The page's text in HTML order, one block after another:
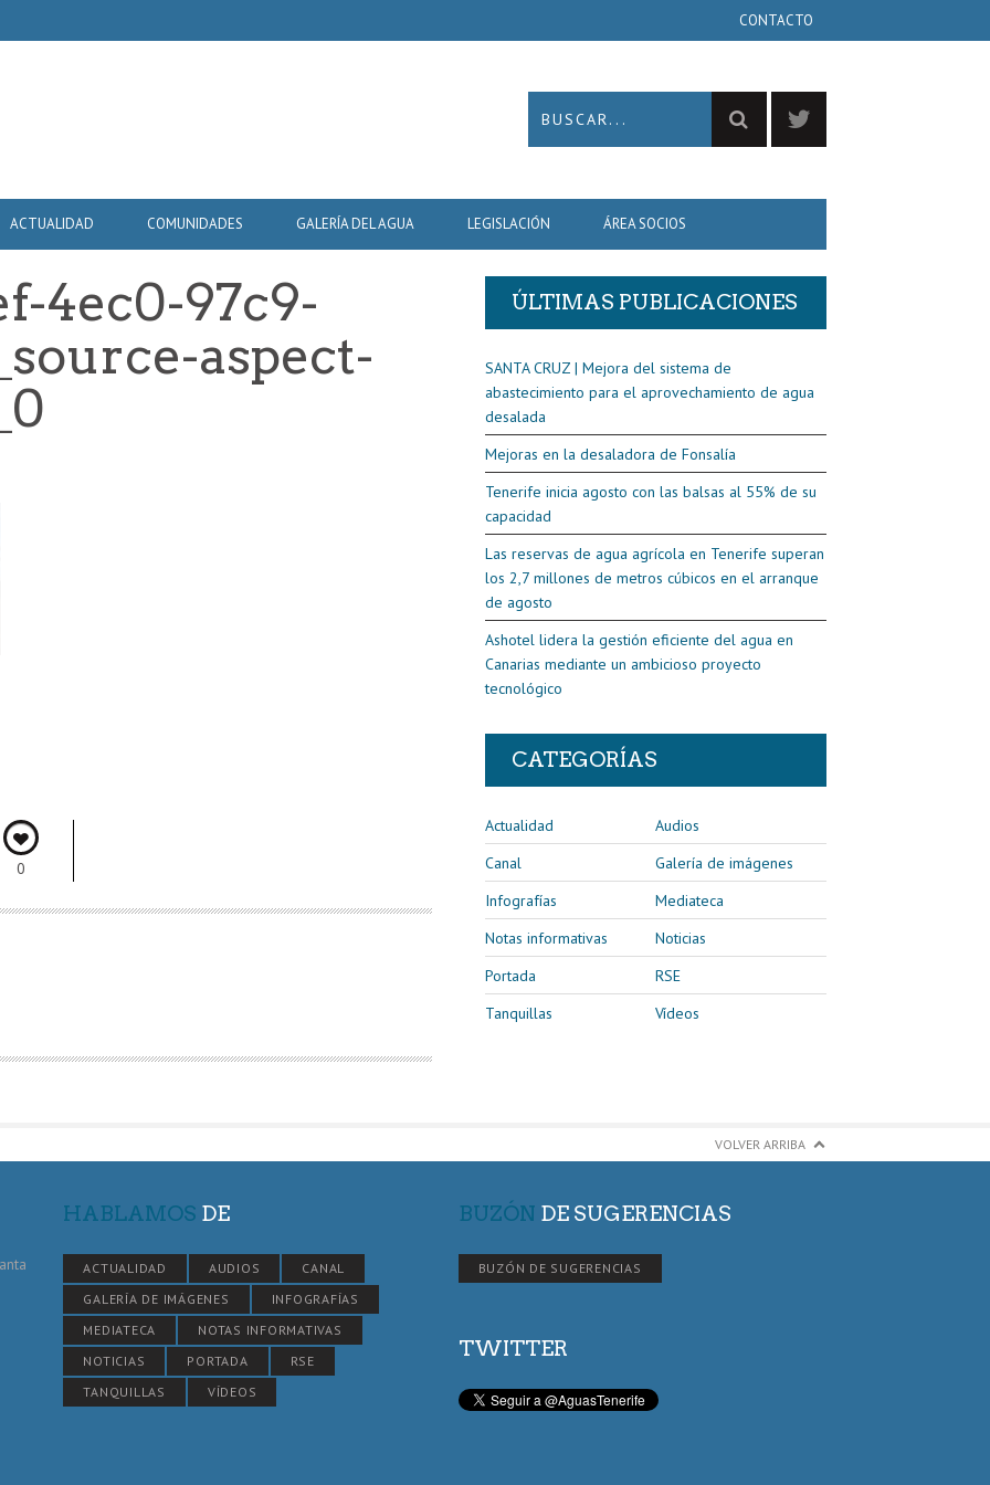
CONTACTO
ACTUALIDAD COMUNIDADES GALERÍA DEL AGUA LEGISLACIÓN ÁREA SOCIOS
4ec0-97c9-
aspect-
0
ÚLTIMAS PUBLICACIONES
SANTA CRUZ | Mejora del sistema de
abastecimiento para el aprovechamiento de agua
desalada
Mejoras en la desaladora de Fonsalía
Tenerife inicia agosto con las balsas al 55% de su
capacidad
Las reservas de agua agrícola en Tenerife superan
los 2,7 millones de metros cúbicos en el arranque
de agosto
Ashotel lidera la gestión eficiente del agua en
Canarias mediante un ambicioso proyecto
tecnológico
CATEGORÍAS
Actualidad
Audios
Canal
Galería de imágenes
Infografías
Mediateca
Notas informativas
Noticias
Portada
RSE
Tanquillas
Vídeos
VOLVER ARRIBA
HABLAMOS DE
ACTUALIDAD AUDIOS
CANAL
GALERÍA DE IMÁGENES
INFOGRAFÍAS
MEDIATECA
NOTAS INFORMATIVAS
NOTICIAS
PORTADA
RSE
TANQUILLAS
VÍDEOS
BUZÓN DE SUGERENCIAS
BUZÓN DE SUGERENCIAS
TWITTER